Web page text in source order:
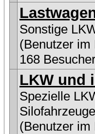
Sonstige
(Benutzer im
168
LKW und
Spezielle
(Benutzer im